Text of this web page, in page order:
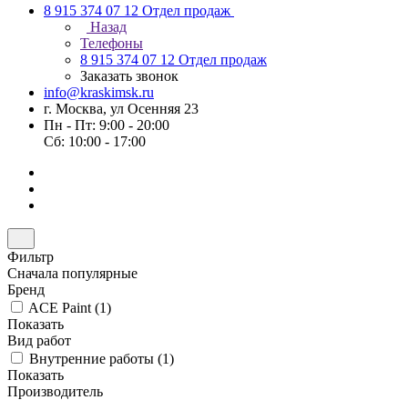
8 915 374 07 12 Отдел продаж
Назад
Телефоны
8 915 374 07 12 Отдел продаж
Заказать звонок
info@kraskimsk.ru
г. Москва, ул Осенняя 23
Пн - Пт: 9:00 - 20:00
Сб: 10:00 - 17:00
Фильтр
Сначала популярные
Бренд
ACE Paint (1)
Показать
Вид работ
Внутренние работы (1)
Показать
Производитель